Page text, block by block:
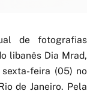
de fotografias
libanês Dia Mrad,
feira (05) no
de Janeiro. Pela